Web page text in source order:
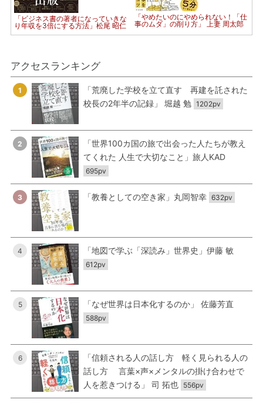
「ビジネス書の著者になっていきな
り年収を3倍にする方法」松尾 昭仁
「やめたいのにやめられない！「仕
事のムダ」の削り方」 上妻 周太郎
アクセスランキング
1
「荒廃した学校を立て直す 再建を託された
校長の2年半の記録」 堀越 勉 1202pv
2
「世界100カ国の旅で出会った人たちが教え
てくれた 人生で大切なこと」旅人KAD
695pv
3 「教養としての空き家」丸岡智幸 632pv
4 「地図で学ぶ「深読み」世界史」伊藤 敏
612pv
5 「なぜ世界は日本化するのか」 佐藤芳直
588pv
6
「信頼される人の話し方 軽く見られる人の
話し方 言葉×声×メンタルの掛け合わせで
人を惹きつける」 司 拓也 556pv